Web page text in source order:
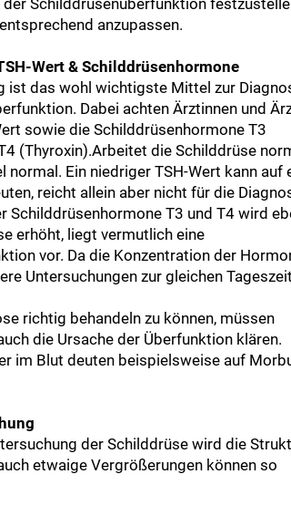
anzupassen.
Wert & Schilddrüsenhormone
ist das wohl wichtigste Mittel zur
Dabei achten Ärztinnen und
sowie die Schilddrüsenhormone T3
(Thyroxin).Arbeitet die Schilddrüse
normal. Ein niedriger TSH-Wert kann auf
reicht allein aber nicht für die
Schilddrüsenhormone T3 und T4 wird
erhöht, liegt vermutlich eine
vor. Da die Konzentration der
Untersuchungen zur gleichen Tageszeit
richtig behandeln zu können, müssen
die Ursache der Überfunktion klären.
im Blut deuten beispielsweise auf
der Schilddrüse wird die
etwaige Vergrößerungen können so